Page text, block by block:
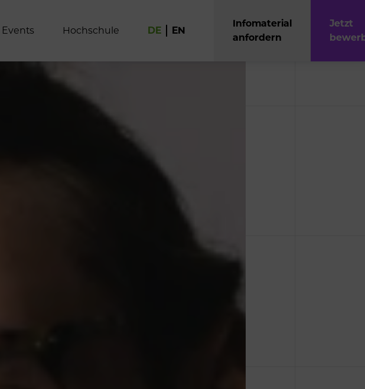
Events Hochschule DE EN
Infomaterial
anfordern
Jetzt